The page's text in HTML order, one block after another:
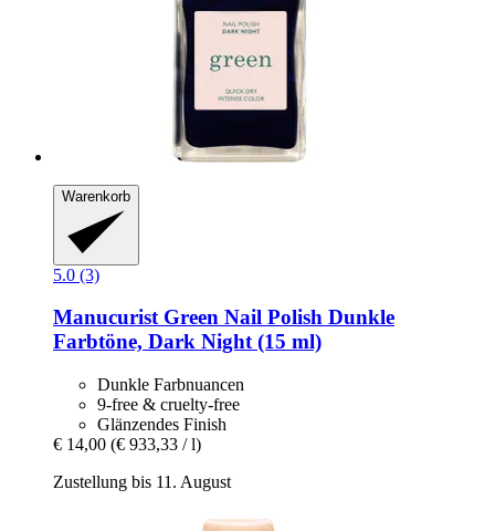
Warenkorb
5.0 (3)
ManucuristGreen Nail Polish Dunkle
Farbtöne, Dark Night (15 ml)
Dunkle Farbnuancen
9-free & cruelty-free
Glänzendes Finish
€ 14,00 (€ 933,33 / l)
Zustellung bis 11. August